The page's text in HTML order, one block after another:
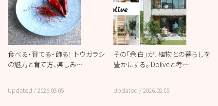
食べる・育てる・飾る！ トウガラシ
の魅力と育て方、楽しみ…
Updated /2026.08.05
その「余白」が、植物との暮らしを
豊かにする。 Doliveと考…
Updated /2026.08.05